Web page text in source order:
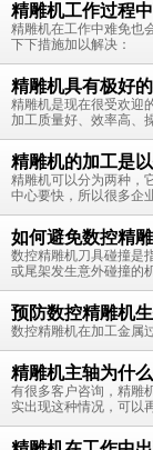
精雕机工作过程
精雕机在工作中难免也
下下措施加以解决：
精雕机具有极好
精雕机是现在很受欢迎
加工质量好、效率高、
精雕机的加工是
精雕机可以分为两种，
中心要快，所以很多企
如何避免数控精
数控精雕机刀具碰撞是
或尾架发生意外碰撞的
预防数控精雕机
数控精雕机在加工金属
精雕机主轴为什
有很多客户咨询，精雕
实出现这种情况，可以